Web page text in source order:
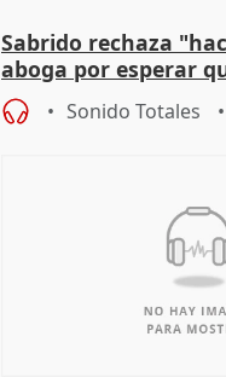
Sabrido rechaza
aboga por esperar
investigación del
Sonido Totales